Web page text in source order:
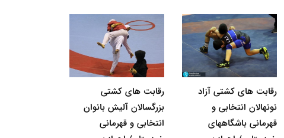
رقابت های کشتی آزاد
نونهالان انتخابی و
قهرمانی باشگاههای
رقابت های کشتی
بزرگسالان آلیش بانوان
انتخابی و قهرمانی